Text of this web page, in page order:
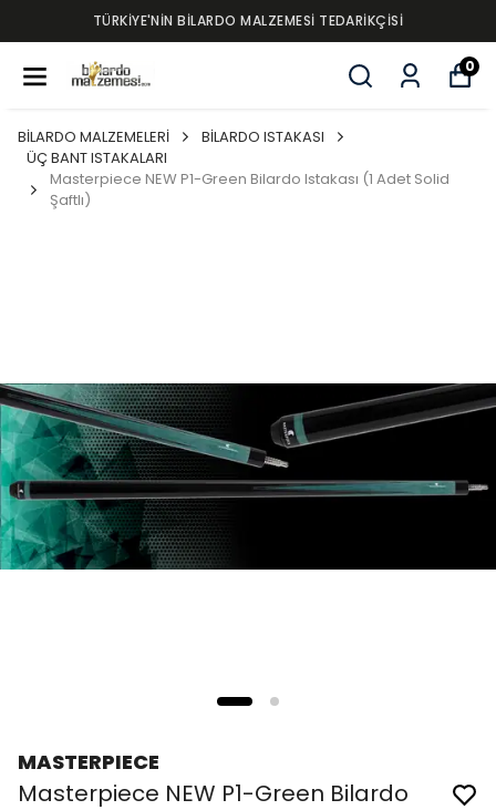
TÜRKİYE'NİN BİLARDO MALZEMESİ TEDARİKÇİSİ
0
BİLARDO MALZEMELERİ
BİLARDO ISTAKASI
ÜÇ BANT ISTAKALARI
Masterpiece NEW P1-Green Bilardo Istakası (1 Adet Solid
Şaftlı)
MASTERPIECE
Masterpiece NEW P1-Green Bilardo